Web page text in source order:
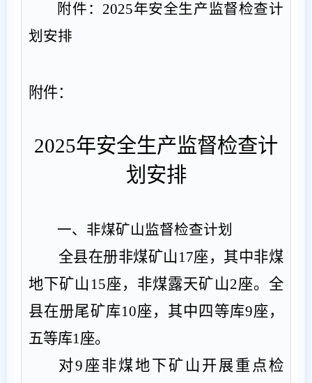
附件： 2025年安全生产监督检查计
划安排
附件：
2025年安全生产监督检查计
划安排
一、非煤矿山监督检查计划
全县在册非煤矿山 17座，其中非煤
地下矿山 15座，非煤露天矿山2座。全
县在册尾矿库10座，其中四等库9座，
五等库1 座。
对9 座非煤地下矿山开展重点检